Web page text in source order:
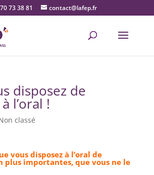
73 38 81 contact@lafep.fr
disposez de
l’oral !
classé
vous disposez à l’oral de
plus importantes, que vous ne le